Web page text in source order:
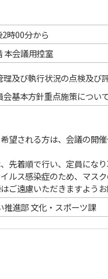
時00分から
本会議用控室
及び執行状況の点検及び
基本方針重点施策につい
望される方は、会議の開
先着順で行い、定員になり
ルス感染症のため、マス
ご遠慮いただきますようお
進部 文化・スポーツ課